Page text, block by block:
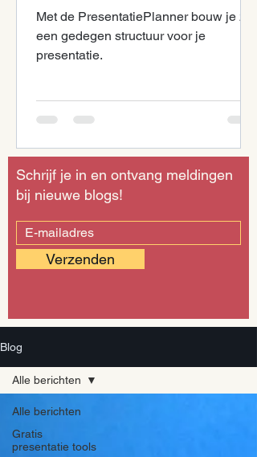
Met de PresentatiePlanner bouw je zelf
een gedegen structuur voor je
presentatie.
Schrijf je in en ontvang meldingen
bij nieuwe blogs!
Verzenden
Blog
Alle berichten
Gratis
presentatie tools
Alle berichten